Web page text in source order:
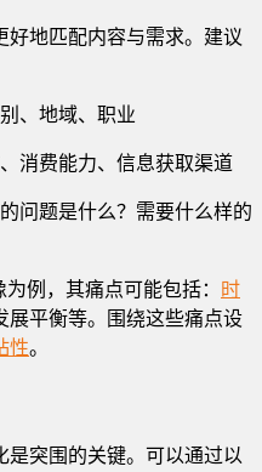
好地匹配内容与需求。建议
、地域、职业
消费能力、信息获取渠道
问题是什么？需要什么样的
例，其痛点可能包括：
时
展平衡等。围绕这些痛点设
性。
是突围的关键。可以通过以